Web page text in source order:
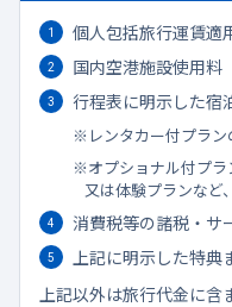
個人包括旅行運賃適
国内空港施設使用料
行程表に明示した宿
レンタカー付プラ
オプショナル付プラ
又は体験プランなど
消費税等の諸税・サ
上記に明示した特
上記以外は旅行代金に含